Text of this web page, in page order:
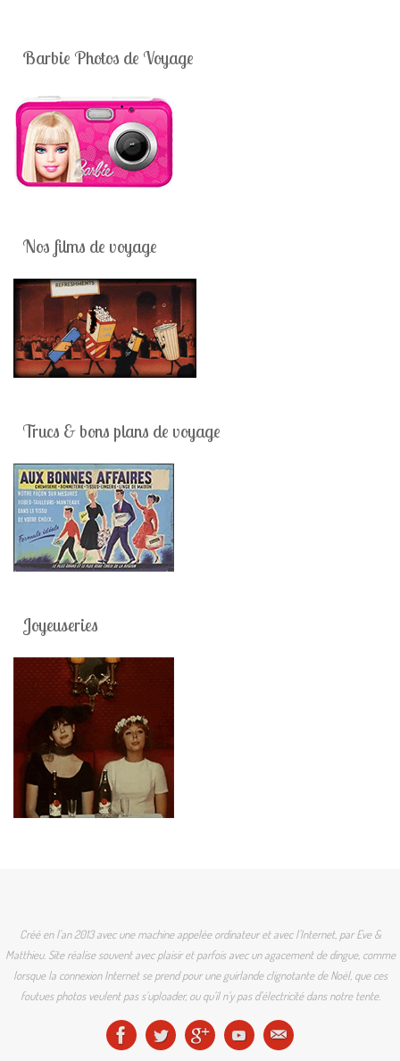
Barbie Photos de Voyage
Nos films de voyage
Trucs & bons plans de voyage
Joyeuseries
Créé en l'an 2013 avec une machine appelée ordinateur et avec l'Internet, par Eve &
Matthieu. Site réalise souvent avec plaisir et parfois avec un agacement de dingue, comme
lorsque la connexion Internet se prend pour une guirlande clignotante de Noël, que ces
foutues photos veulent pas s'uploader, ou qu'il n'y pas d'électricité dans notre tente.